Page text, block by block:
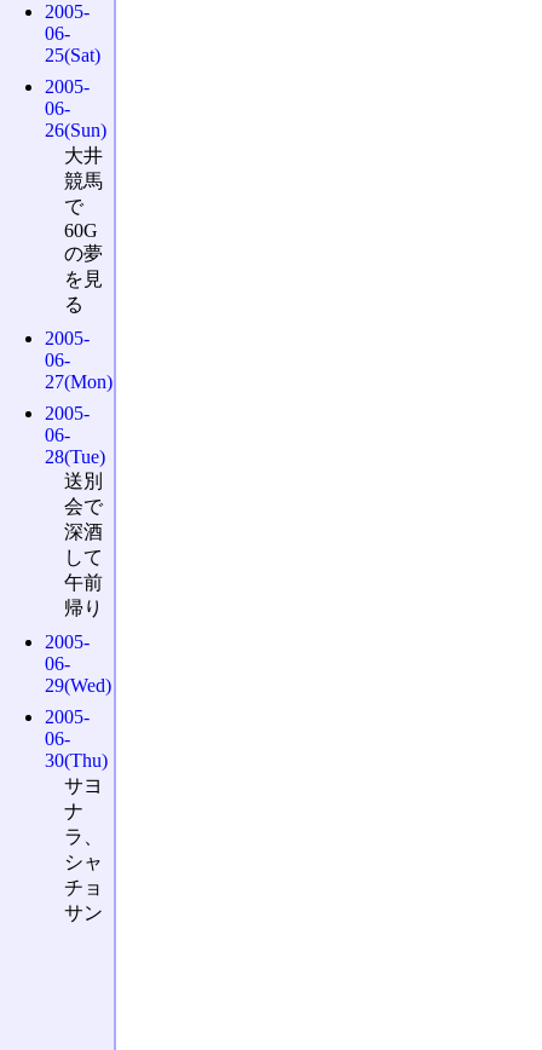
2005-
06-
25(Sat)
2005-
06-
26(Sun)
大井
競馬
で
60G
の夢
を見
る
2005-
06-
27(Mon)
2005-
06-
28(Tue)
送別
会で
深酒
して
午前
帰り
2005-
06-
29(Wed)
2005-
06-
30(Thu)
サヨ
ナ
ラ、
シャ
チョ
サン